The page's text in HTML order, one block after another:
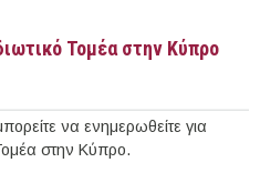
Τομέα στην Κύπρο
να ενημερωθείτε για
στην Κύπρο.